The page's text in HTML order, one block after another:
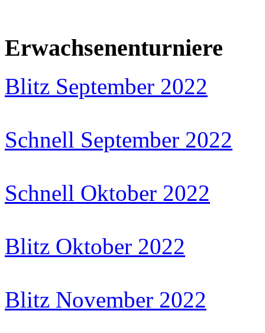
Erwachsenenturniere
Blitz September 2022
Schnell September 2022
Schnell Oktober 2022
Blitz Oktober 2022
Blitz November 2022